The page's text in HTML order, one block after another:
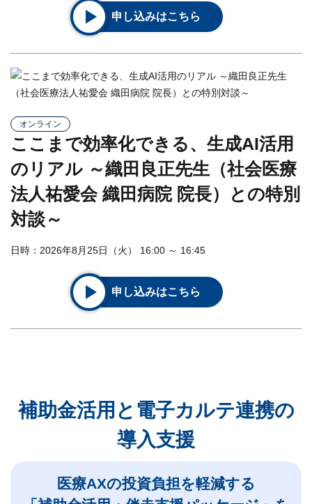
申し込みはこちら
オンライン
ここまで効率化できる、生成AI活用
のリアル ～織田良正先生（社会医療
法人祐愛会 織田病院 院長）との特別
対談～
日時：2026年8月25日（火） 16:00 ～ 16:45
申し込みはこちら
補助金活用と電子カルテ連携の
導入支援
医療AXの投資負担を軽減する